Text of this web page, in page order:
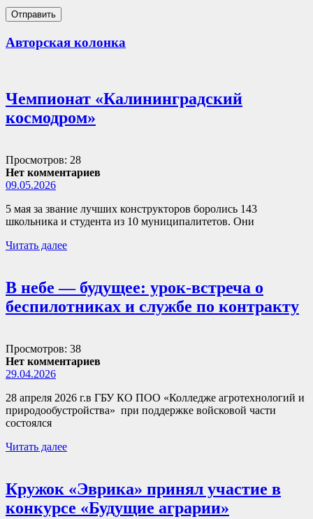
Авторская колонка
Чемпионат «Калининградский
космодром»
Просмотров: 28
Нет комментариев
09.05.2026
5 мая за звание лучших конструкторов боролись 143
школьника и студента из 10 муниципалитетов. Они
Читать далее
В небе — будущее: урок-встреча о
беспилотниках и службе по контракту
Просмотров: 38
Нет комментариев
29.04.2026
28 апреля 2026 г.в ГБУ КО ПОО «Колледже агротехнологий и
природообустройства» при поддержке войсковой части
состоялся
Читать далее
Кружок «Эврика» принял участие в
конкурсе «Будущие аграрии»